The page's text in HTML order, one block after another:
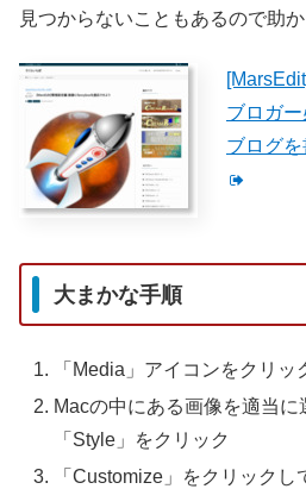
見つからないこともあるので助か
ブロガ
ブログ
大まかな手順
「Media」アイコンをクリッ
Macの中にある画像を適当に
「Style」をクリック
「Customize」をクリック